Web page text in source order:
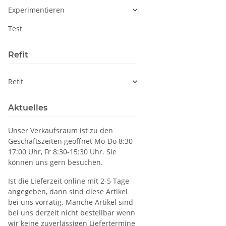
Experimentieren
Test
Refit
Refit
Aktuelles
Unser Verkaufsraum ist zu den
Geschäftszeiten geöffnet Mo-Do 8:30-
17:00 Uhr, Fr 8:30-15:30 Uhr. Sie
können uns gern besuchen.
Ist die Lieferzeit online mit 2-5 Tage
angegeben, dann sind diese Artikel
bei uns vorrätig. Manche Artikel sind
bei uns derzeit nicht bestellbar wenn
wir keine zuverlässigen Liefertermine